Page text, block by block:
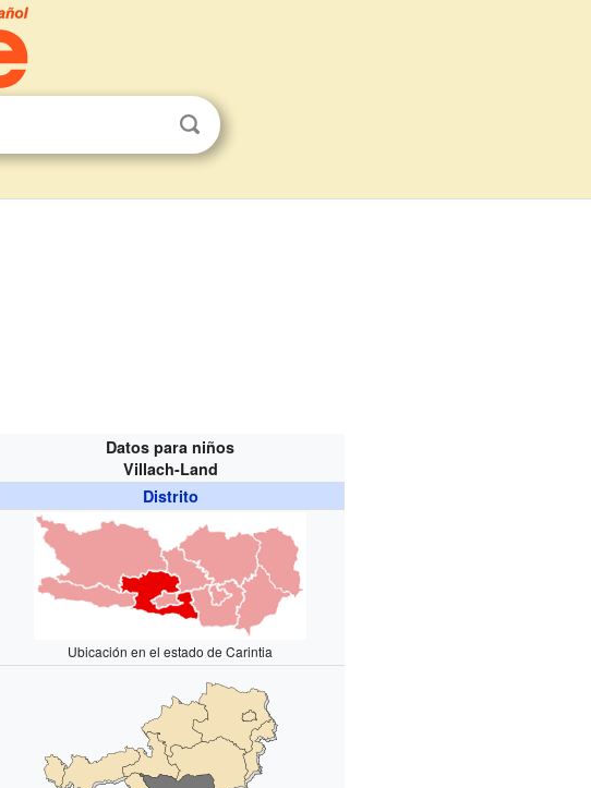
Datos para niños
Villach-Land
Distrito
Ubicación en el estado de Carintia